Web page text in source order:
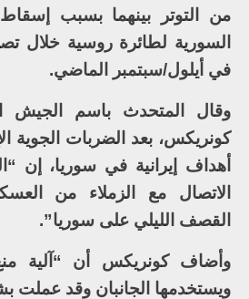
من التوتر بينهما بسبب
السورية لطائرة روسية خلال
في أيلول/سبتمبر الماضي.
وقال المتحدث باسم الجيش
كونريكس، بعد الضربات الجوية
أهداف إيرانية في سوريا،
الاتصال مع الزملاء من
القصف الليلي على سوريا”.
وأضاف كونريكس أن “آلية
ويستخدمها الجانبان وقد عملت